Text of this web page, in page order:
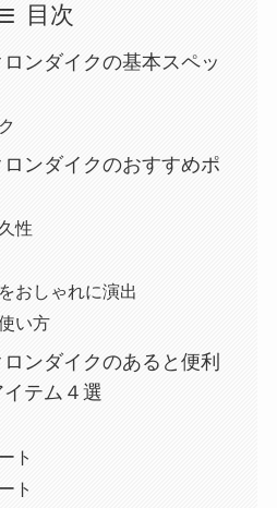
目次
ンダイクの基本スペッ
ンダイクのおすすめポ
性
おしゃれに演出
い方
ンダイクのあると便利
テム４選
ト
ト